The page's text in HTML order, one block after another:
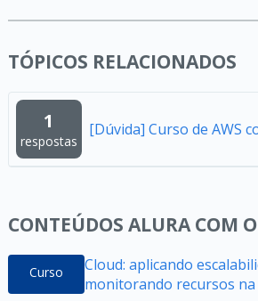
TÓPICOS RELACIONADOS
1
respostas
[Dúvida] Curso de AWS
CONTEÚDOS ALURA COM
Curso
Cloud: aplicando
monitorando recursos na